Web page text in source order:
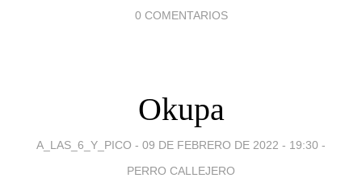
0 COMENTARIOS
Okupa
A_LAS_6_Y_PICO - 09 DE FEBRERO DE 2022 - 19:30 -
PERRO CALLEJERO